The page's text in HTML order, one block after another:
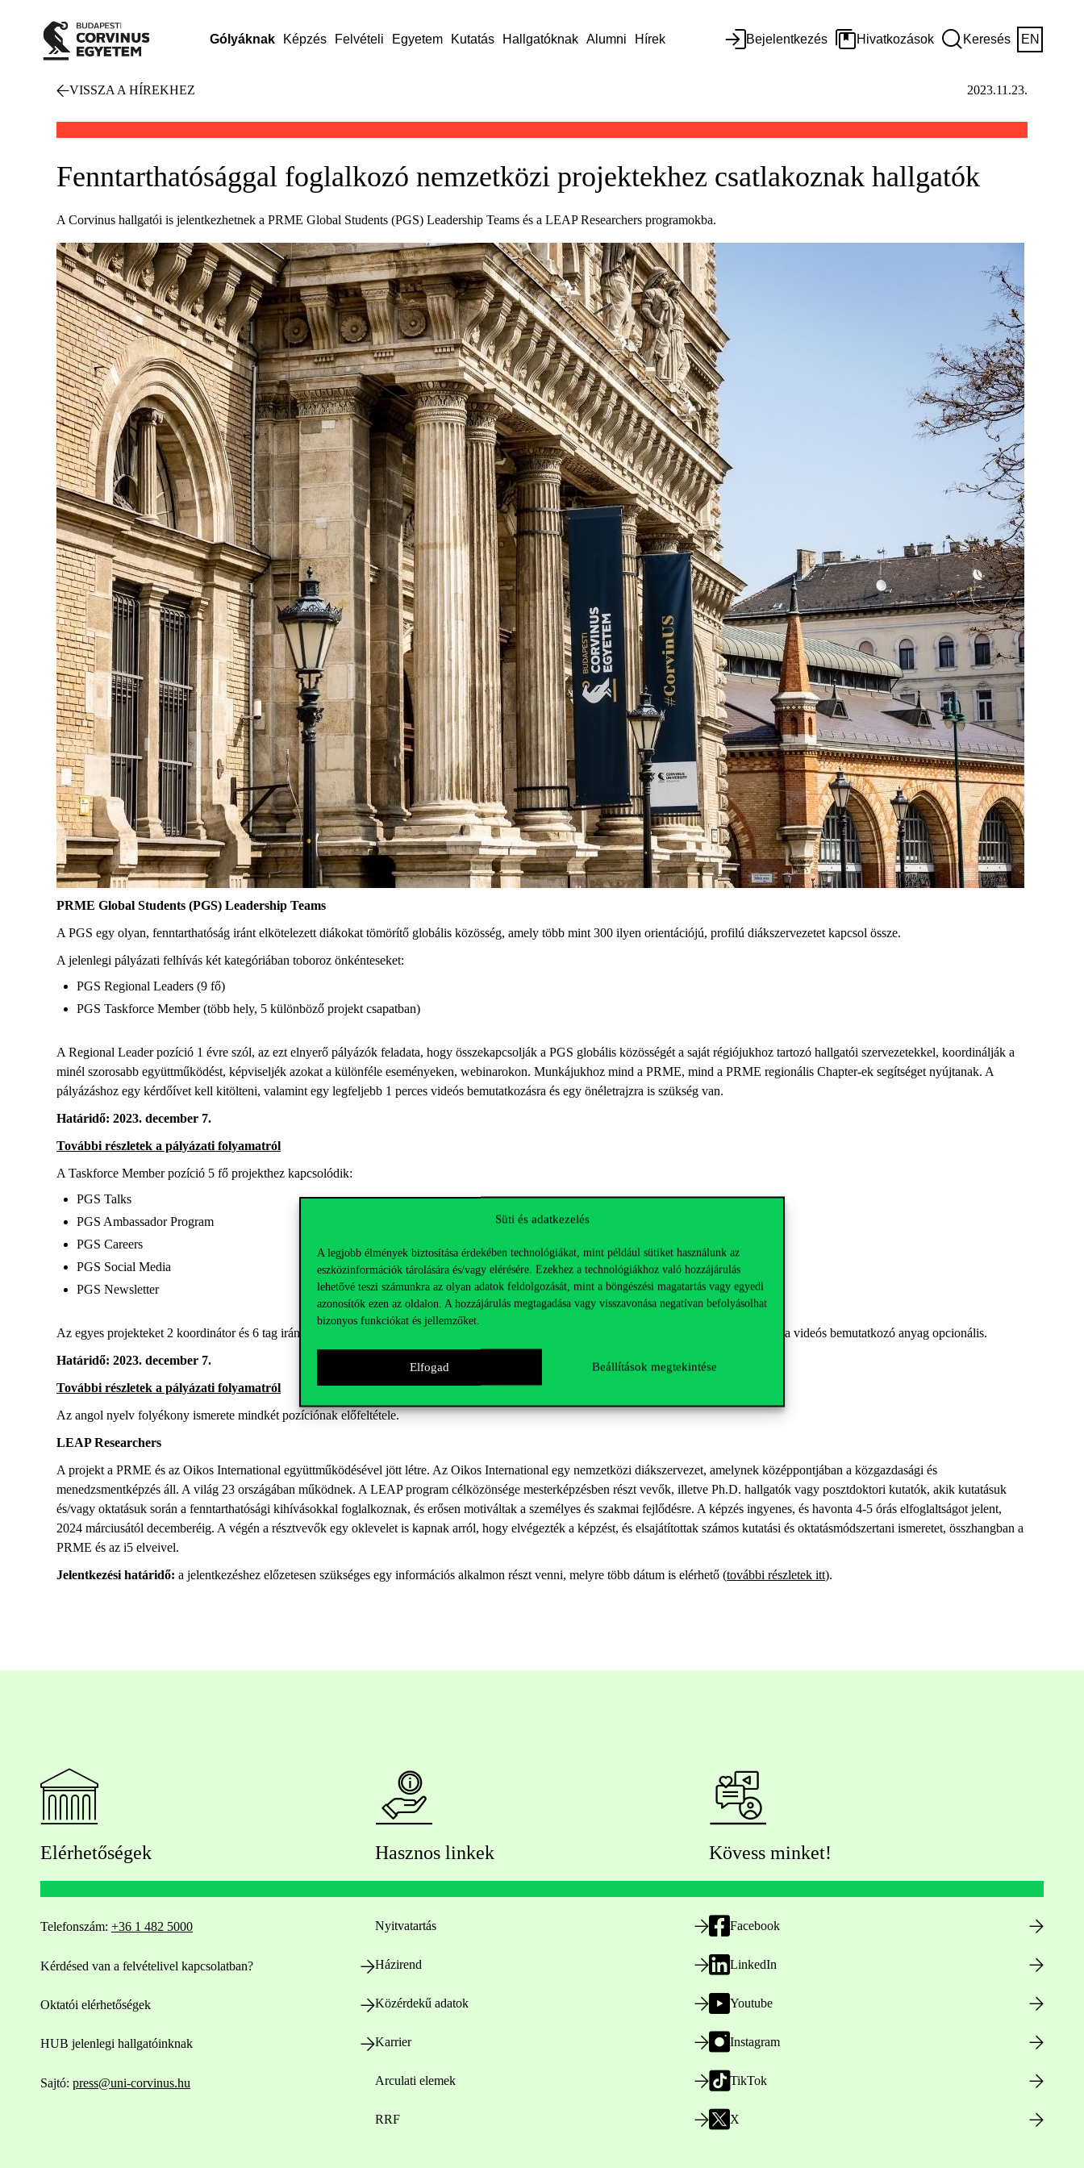
Süti és adatkezelés
A legjobb élmények biztosítása érdekében technológiákat, mint például sütiket használunk az
eszközinformációk tárolására és/vagy elérésére. Ezekhez a technológiákhoz való hozzájárulás
lehetővé teszi számunkra az olyan adatok feldolgozását, mint a böngészési magatartás vagy egyedi
azonosítók ezen az oldalon. A hozzájárulás megtagadása vagy visszavonása negatívan befolyásolhat
bizonyos funkciókat és jellemzőket.
Elfogad Beállítások megtekintése
Gólyáknak Képzés Felvételi Egyetem Kutatás Hallgatóknak Alumni Hírek Bejelentkezés Hivatkozások Keresés EN
VISSZA A HÍREKHEZ 2023.11.23.
Fenntarthatósággal foglalkozó nemzetközi projektekhez csatlakoznak hallgatók
A Corvinus hallgatói is jelentkezhetnek a PRME Global Students (PGS) Leadership Teams és a LEAP Researchers programokba.
PRME Global Students (PGS) Leadership Teams
A PGS egy olyan, fenntarthatóság iránt elkötelezett diákokat tömörítő globális közösség, amely több mint 300 ilyen orientációjú, profilú diákszervezetet kapcsol össze.
A jelenlegi pályázati felhívás két kategóriában toboroz önkénteseket:
PGS Regional Leaders (9 fő)
PGS Taskforce Member (több hely, 5 különböző projekt csapatban)
A Regional Leader pozíció 1 évre szól, az ezt elnyerő pályázók feladata, hogy összekapcsolják a PGS globális közösségét a saját régiójukhoz tartozó hallgatói szervezetekkel, koordinálják a
minél szorosabb együttműködést, képviseljék azokat a különféle eseményeken, webinarokon. Munkájukhoz mind a PRME, mind a PRME regionális Chapter-ek segítséget nyújtanak. A
pályázáshoz egy kérdőívet kell kitölteni, valamint egy legfeljebb 1 perces videós bemutatkozásra és egy önéletrajzra is szükség van.
Határidő: 2023. december 7.
További részletek a pályázati folyamatról
A Taskforce Member pozíció 5 fő projekthez kapcsolódik:
PGS Talks
PGS Ambassador Program
PGS Careers
PGS Social Media
PGS Newsletter
Az egyes projekteket 2 koordinátor és 6 tag irányítja. A pályázathoz ugyanazokat a dokumentumokat kell kitölteni, mint az előző esetben, de itt a videós bemutatkozó anyag opcionális.
Határidő: 2023. december 7.
További részletek a pályázati folyamatról
Az angol nyelv folyékony ismerete mindkét pozíciónak előfeltétele.
LEAP Researchers
A projekt a PRME és az Oikos International együttműködésével jött létre. Az Oikos International egy nemzetközi diákszervezet, amelynek középpontjában a közgazdasági és
menedzsmentképzés áll. A világ 23 országában működnek. A LEAP program célközönsége mesterképzésben részt vevők, illetve Ph.D. hallgatók vagy posztdoktori kutatók, akik kutatásuk
és/vagy oktatásuk során a fenntarthatósági kihívásokkal foglalkoznak, és erősen motiváltak a személyes és szakmai fejlődésre. A képzés ingyenes, és havonta 4-5 órás elfoglaltságot jelent,
2024 márciusától decemberéig. A végén a résztvevők egy oklevelet is kapnak arról, hogy elvégezték a képzést, és elsajátítottak számos kutatási és oktatásmódszertani ismeretet, összhangban a
PRME és az i5 elveivel.
Jelentkezési határidő: a jelentkezéshez előzetesen szükséges egy információs alkalmon részt venni, melyre több dátum is elérhető (további részletek itt).
Elérhetőségek
Telefonszám: +36 1 482 5000
Kérdésed van a felvételivel kapcsolatban?
Oktatói elérhetőségek
HUB jelenlegi hallgatóinknak
Sajtó: press@uni-corvinus.hu
Hasznos linkek
Nyitvatartás
Házirend
Közérdekű adatok
Karrier
Arculati elemek
RRF
Kövess minket!
Facebook
LinkedIn
Youtube
Instagram
TikTok
X